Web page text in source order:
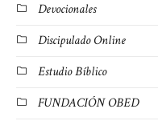
Devocionales
Discipulado Online
Estudio Bíblico
FUNDACIÓN OBED